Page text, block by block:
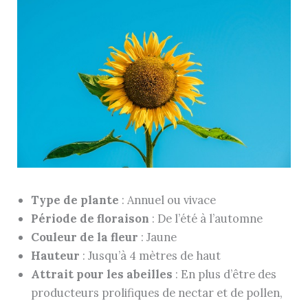
Type de plante : Annuel ou vivace
Période de floraison : De l’été à l’automne
Couleur de la fleur : Jaune
Hauteur : Jusqu’à 4 mètres de haut
Attrait pour les abeilles : En plus d’être des
producteurs prolifiques de nectar et de pollen,